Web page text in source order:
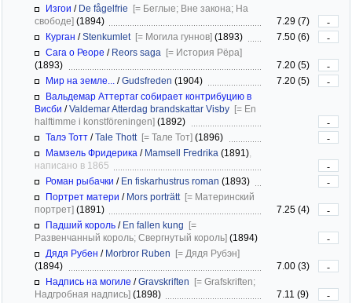
Изгои / De fågelfrie [= Беглые; Вне закона; На
свободе] (1894) 7.29 (7)
-
Курган /Stenkumlet [= Могила гуннов] (1893) 7.50 (6)
-
Сага о Реоре / Reors saga [= История Рёра]
(1893)
7.20 (5)
-
Мир на земле...
/Gudsfreden (1904) 7.20 (5)
-
Вальдемар Аттертаг собирает контрибуцию в
Висби /Valdemar Atterdag brandskattar Visby [= En
halftimme i konstföreningen] (1892)
-
Талэ Тотт /Tale Thott [= Тале Тот] (1896)
-
Мамзель Фридерика / Mamsell Fredrika (1891)
написано в 1865
-
Роман рыбачки / En fiskarhustrus roman (1893)
-
Портрет матери / Mors porträtt [= Материнский
портрет] (1891) 7.25 (4)
-
Падший король / En fallen kung [=
Развенчанный король; Свергнутый король] (1894)
-
Дядя Рубен / Morbror Ruben [= Дядя Рубэн]
(1894)
7.00 (3)
-
Надпись на могиле /Gravskriften [= Grafskriften;
Надгробная надпись] (1898) 7.11 (9)
-